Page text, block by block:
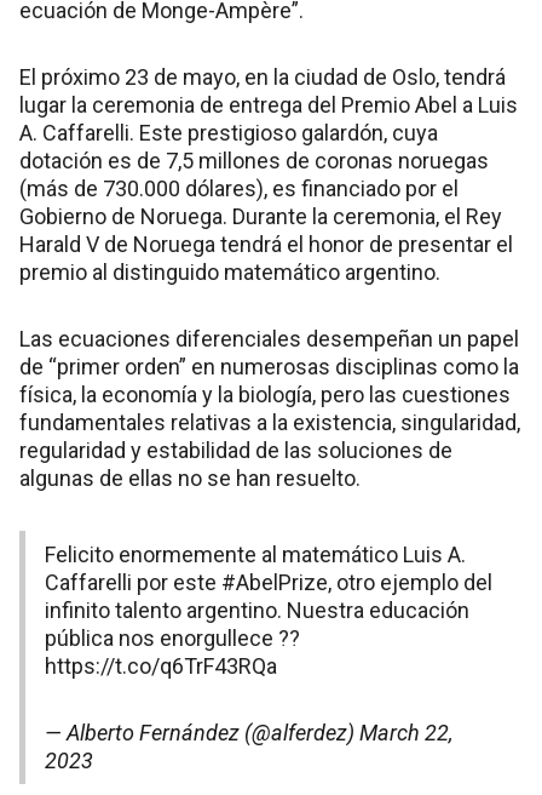
ecuación de Monge-Ampère”.
El próximo 23 de mayo, en la ciudad de Oslo, tendrá
lugar la ceremonia de entrega del Premio Abel a Luis
A. Caffarelli. Este prestigioso galardón, cuya
dotación es de 7,5 millones de coronas noruegas
(más de 730.000 dólares), es financiado por el
Gobierno de Noruega. Durante la ceremonia, el Rey
Harald V de Noruega tendrá el honor de presentar el
premio al distinguido matemático argentino.
Las ecuaciones diferenciales desempeñan un papel
de “primer orden” en numerosas disciplinas como la
física, la economía y la biología, pero las cuestiones
fundamentales relativas a la existencia, singularidad,
regularidad y estabilidad de las soluciones de
algunas de ellas no se han resuelto.
Felicito enormemente al matemático Luis A.
Caffarelli por este #AbelPrize, otro ejemplo del
infinito talento argentino. Nuestra educación
pública nos enorgullece ??
https://t.co/q6TrF43RQa
— Alberto Fernández (@alferdez) March 22,
2023